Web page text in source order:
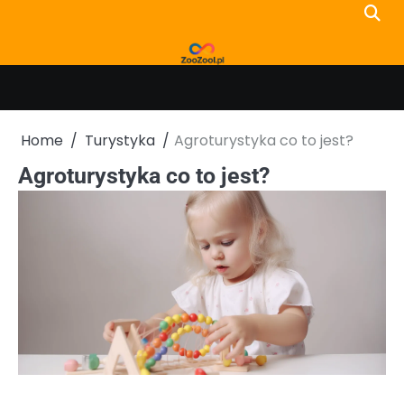
Home Turystyka Agroturystyka co to jest?
Agroturystyka co to jest?